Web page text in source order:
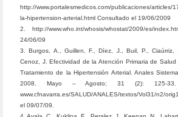
http://www.portalesmedicos.com/publicaciones/articles/
la-hipertension-arterial.html Consultado el 19/06/2009
2. http://www.who.int/whosis/whostat/2009/es/
24/06/09
3. Burgos, A., Guillen, F., Díez, J., Buil, P., Ciaúrriz,
Cenoz, J. Efectividad de la Atención Primaria de
Tratamiento de la Hipertensión Arterial. Anales
2008. Mayo – Agosto; 31 (2): 125-33.
www.cfnavarra.es/SALUD/ANALES/textos/Vol31/n2/
el 09/07/09.